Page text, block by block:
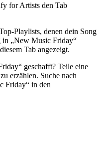
for Artists den Tab
Playlists, denen dein Song
in „New Music Friday“
Tab angezeigt.
geschafft? Teile eine
erzählen. Suche nach
Friday“ in den